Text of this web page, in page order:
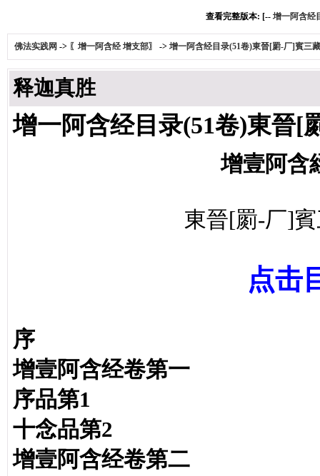
查看完整版本: [-- 增一阿含经
佛法实践网 -> 〖增一阿含经 增支部〗 -> 增一阿含经目录(51卷)東晉[罽-厂]賓三
释迦真胜
增一阿含经目录(51卷)東晉[
增壹阿含
東晉[罽-厂]
点击
序
增壹阿含经卷第一
序品第1
十念品第2
增壹阿含经卷第二